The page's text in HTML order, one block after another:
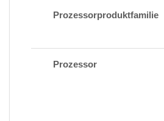
Prozessorproduktfamilie
Prozessor